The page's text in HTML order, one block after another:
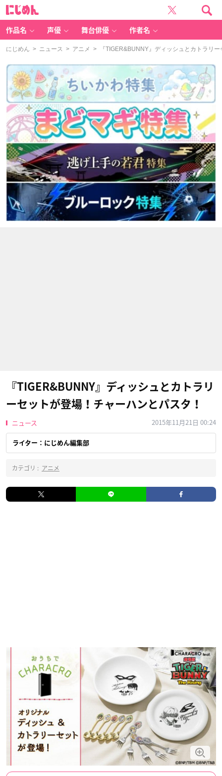
作品名 声優 舞台俳優 作者名
にじめん > ニュース > アニメ > 『TIGER&BUNNY』ディッシュとカトラリ
『TIGER&BUNNY』ディッシュとカトラリ
ーセットが登場！チャーハンとパスタ！
ニュース 2015年11月21日 00:24
ライター：にじめん編集部
カテゴリ : アニメ